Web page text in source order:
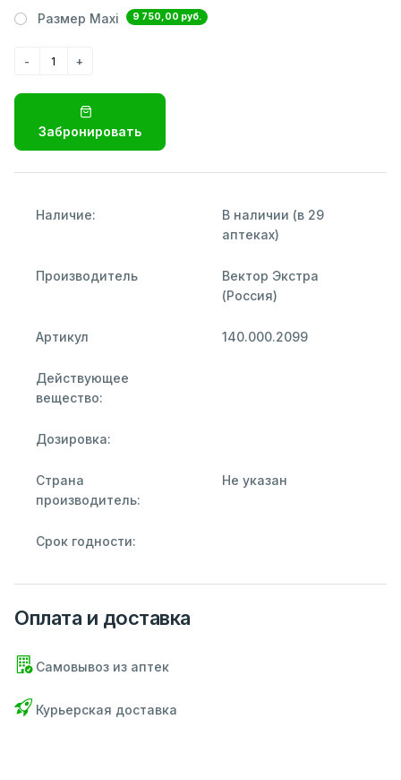
Размер Maxi 9 750,00 руб.
Забронировать
Наличие:
В наличии (в 29
аптеках)
Производитель
Вектор Экстра
(Россия)
Артикул 140.000.2099
Действующее
вещество:
Дозировка:
Страна
производитель:
Не указан
Срок годности:
Оплата и доставка
Самовывоз из аптек
Курьерская доставка